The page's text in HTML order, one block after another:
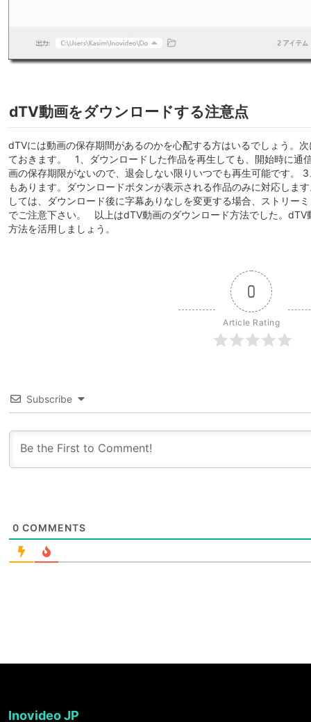
dTV動画をダウンロードする注意点
dTVには動画の保存期間があるのかを心配する方はいるでしょう。
ておきます。 1、ダウンロードした作品を再生しても、開始時に通
画の保存期限がないので、退会しない限りいつでも再生可能です。
もあります。ダウンロードボタンが表示される作品のみに対応しま
しては、ダウンロード後に字幕ありなしを変更する場合、ストリー
でご注意下さい。 以上はdTV動画のダウンロード方法でした。dTV
方法を活用しましょう。
0
Article Rating
Subscribe
0 COMMENTS
Inovideo JP